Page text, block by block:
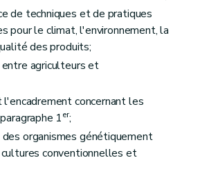
diversification des activités agricoles
Services de conseil à la diversification et à la première transformation
Les fermes pédagogiques
1re
Autorisation et conditions d'octroi
de techniques et de pratiques
pour le climat, l'environnement, la
des produits;
agriculteurs et
l'encadrement concernant les
1er;
organismes génétiquement
conventionnelles et